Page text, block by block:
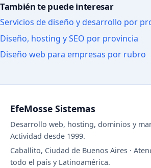
También te puede interesar
Servicios de diseño y desarrollo por
Diseño, hosting y SEO por provincia
Diseño web para empresas por rubro
EfeMosse Sistemas
Desarrollo web, hosting, dominios y
Actividad desde 1999.
Caballito, Ciudad de Buenos Aires ·
todo el país y Latinoamérica.